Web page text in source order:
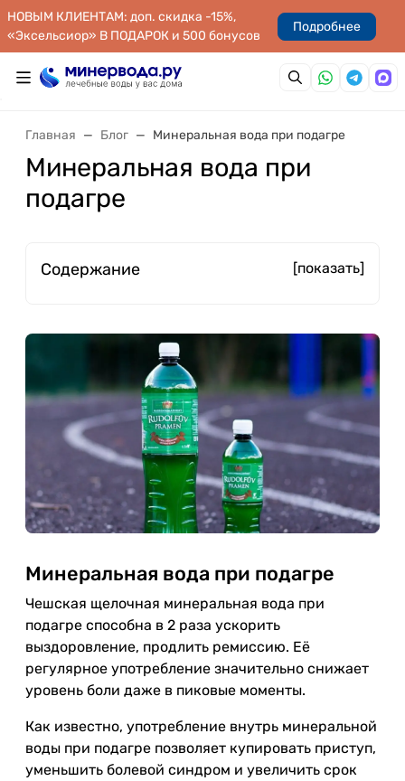
НОВЫМ КЛИЕНТАМ: доп. скидка -15%,
«Эксельсиор» В ПОДАРОК и 500 бонусов
Подробнее
Главная Блог Минеральная вода при подагре
Минеральная вода при
подагре
Содержание [показать]
Минеральная вода при подагре
Чешская щелочная минеральная вода при
подагре способна в 2 раза ускорить
выздоровление, продлить ремиссию. Её
регулярное употребление значительно снижает
уровень боли даже в пиковые моменты.
Как известно, употребление внутрь минеральной
воды при подагре позволяет купировать приступ,
уменьшить болевой синдром и увеличить срок